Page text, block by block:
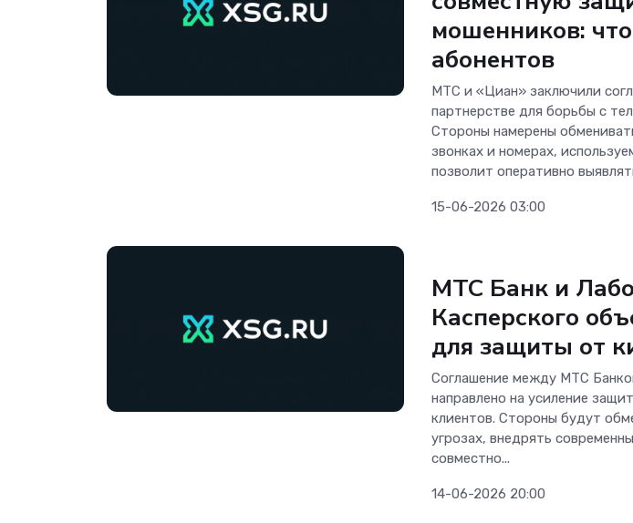
мошенников:
абонентов
МТС и «Циан» заключили
партнерстве для борьбы с
Стороны намерены
звонках и номерах,
позволит оперативно
15-06-2026 03:00
МТС Банк и
Касперского
для защиты от
Соглашение между МТС
направлено на усиление
клиентов. Стороны будут
угрозах, внедрять
совместно...
14-06-2026 20:00